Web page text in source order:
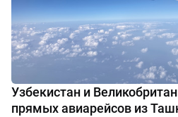
Узбекистан и
прямых авиарейсов из